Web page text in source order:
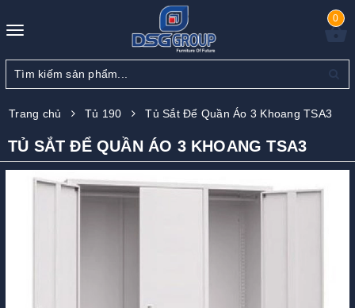
Toggle
0
Trang chủ Tủ 190 Tủ Sắt Để Quần Áo 3 Khoang TSA3
TỦ SẮT ĐỂ QUẦN ÁO 3 KHOANG TSA3